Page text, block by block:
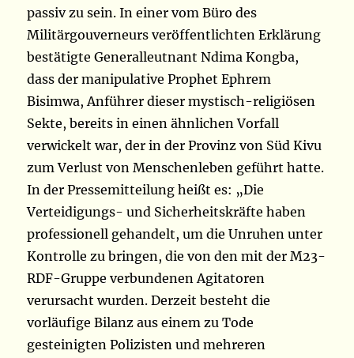
passiv zu sein. In einer vom Büro des
Militärgouverneurs veröffentlichten Erklärung
bestätigte Generalleutnant Ndima Kongba,
dass der manipulative Prophet Ephrem
Bisimwa, Anführer dieser mystisch-religiösen
Sekte, bereits in einen ähnlichen Vorfall
verwickelt war, der in der Provinz von Süd Kivu
zum Verlust von Menschenleben geführt hatte.
In der Pressemitteilung heißt es: „Die
Verteidigungs- und Sicherheitskräfte haben
professionell gehandelt, um die Unruhen unter
Kontrolle zu bringen, die von den mit der M23-
RDF-Gruppe verbundenen Agitatoren
verursacht wurden. Derzeit besteht die
vorläufige Bilanz aus einem zu Tode
gesteinigten Polizisten und mehreren